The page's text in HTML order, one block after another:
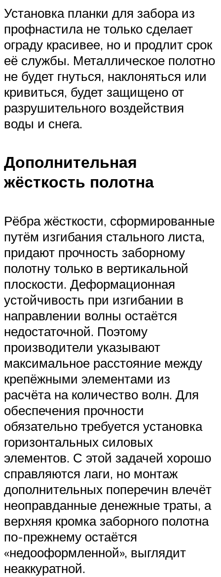
Установка планки для забора из
профнастила не только сделает
ограду красивее, но и продлит срок
её службы. Металлическое полотно
не будет гнуться, наклоняться или
кривиться, будет защищено от
разрушительного воздействия
воды и снега.
Дополнительная
жёсткость полотна
Рёбра жёсткости, сформированные
путём изгибания стального листа,
придают прочность заборному
полотну только в вертикальной
плоскости. Деформационная
устойчивость при изгибании в
направлении волны остаётся
недостаточной. Поэтому
производители указывают
максимальное расстояние между
крепёжными элементами из
расчёта на количество волн. Для
обеспечения прочности
обязательно требуется установка
горизонтальных силовых
элементов. С этой задачей хорошо
справляются лаги, но монтаж
дополнительных поперечин влечёт
неоправданные денежные траты, а
верхняя кромка заборного полотна
по-прежнему остаётся
«недооформленной», выглядит
неаккуратной.